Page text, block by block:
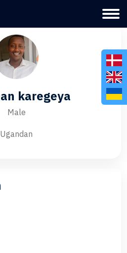
karegeya
Male
Ugandan